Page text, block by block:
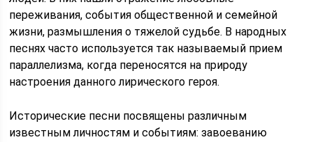
переживания, события общественной и семейной
жизни, размышления о тяжелой судьбе. В народных
песнях часто используется так называемый прием
параллелизма, когда переносятся на природу
настроения данного лирического героя.
Исторические песни посвящены различным
известным личностям и событиям: завоеванию